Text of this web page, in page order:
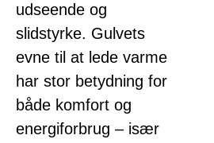
udseende og
slidstyrke. Gulvets
evne til at lede varme
har stor betydning for
både komfort og
energiforbrug – især